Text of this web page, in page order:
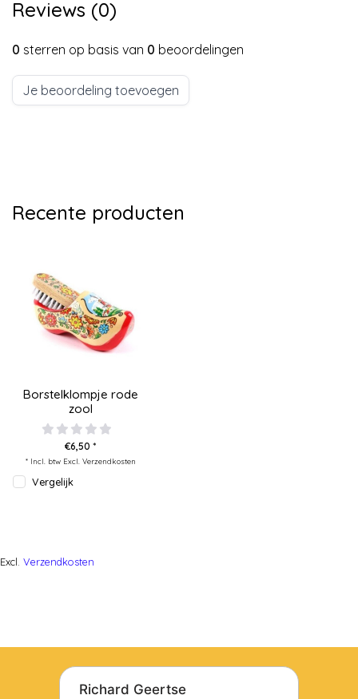
Reviews (0)
0 sterren op basis van 0 beoordelingen
Je beoordeling toevoegen
Recente producten
Borstelklompje rode
zool
€6,50 *
* Incl. btw Excl. Verzendkosten
Vergelijk
Excl. Verzendkosten